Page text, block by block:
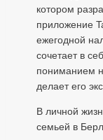
котором
приложение
ежегодной
сочетает в
пониманием
делает его
В личной
семьей в